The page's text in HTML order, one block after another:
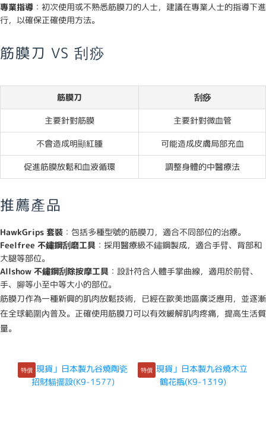
專業指導 ：初次使用或不熟悉筋膜刀的人士，建議在專業人士的指導下進
行，以確保正確使用方法。
筋膜刀 VS 刮痧
筋膜刀 刮痧
主要針對筋膜 主要針對微血管
不會造成明顯紅腫 可能造成皮膚局部充血
促進筋膜放鬆和血液循環 調整身體的中醫療法
推薦產品
HawkGrips 套裝 ：包括多種型號的筋膜刀，適合不同部位的治療。
Feelfree 不鏽鋼刮磨工具 ：採用醫療級不鏽鋼製成，適合手臂、背部和
大腿等部位。
Allshow 不鏽鋼刮除按摩工具 ：設計符合人體手掌曲線，適用於前臂、
手、腳等小至中等大小的部位。
筋膜刀作為一種新興的肌肉放鬆技術，已經在歐美地區廣泛應用，並逐漸
在全球範圍內普及。正確使用筋膜刀可以有效緩解肌肉疼痛，提高生活質
量。
特價 特價